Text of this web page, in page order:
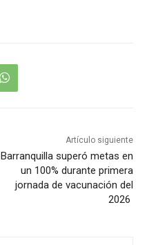
Artículo siguiente
Barranquilla superó metas en
un 100% durante primera
jornada de vacunación del
2026